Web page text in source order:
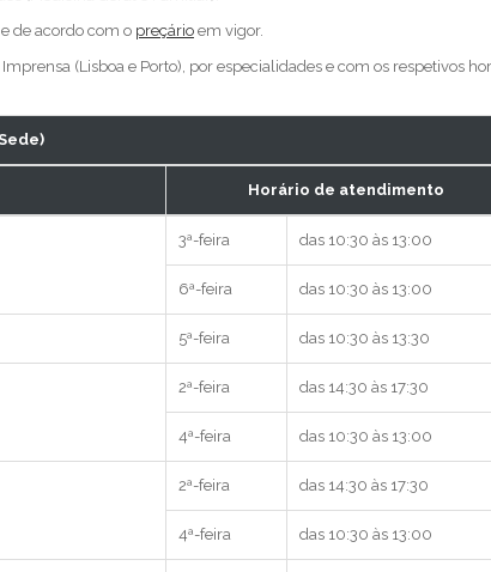
de acordo com o preçário em vigor.
(Lisboa e Porto), por especialidades e com os respetivos
Horário de atendimento
3ª-feira das 10:30 às 13:00
6ª-feira das 10:30 às 13:00
5ª-feira das 10:30 às 13:30
2ª-feira das 14:30 às 17:30
4ª-feira das 10:30 às 13:00
2ª-feira das 14:30 às 17:30
4ª-feira das 10:30 às 13:00